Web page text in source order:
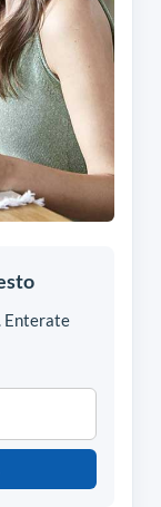
Enterate